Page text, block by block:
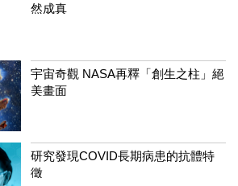
然成真
宇宙奇觀 NASA再釋「創生之柱」絕
美畫面
研究發現COVID長期病患的抗體特
徵